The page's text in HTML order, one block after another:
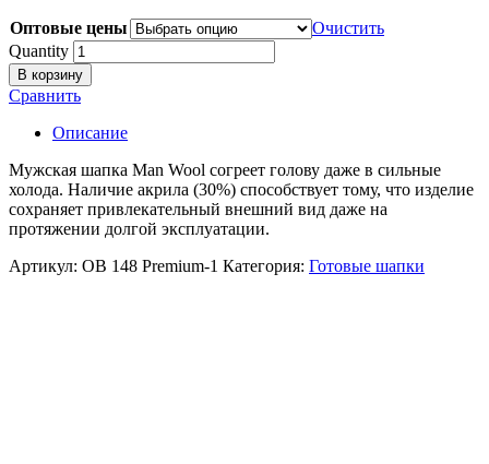
Оптовые цены
Очистить
Quantity
В корзину
Сравнить
Описание
Мужская шапка Man Wool согреет голову даже в сильные
холода. Наличие акрила (30%) способствует тому, что изделие
сохраняет привлекательный внешний вид даже на
протяжении долгой эксплуатации.
Артикул: ОВ 148 Premium-1 Категория: Готовые шапки